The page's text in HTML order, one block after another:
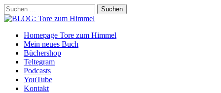
Suchen
nach:
Main
menu
Skip
content
Homepage Tore zum Himmel
Mein neues Buch
Büchershop
Teltegram
Podcasts
YouTube
Kontakt